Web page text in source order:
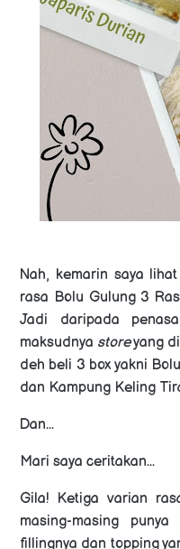
Nah, kemarin saya
rasa Bolu Gulung 3
Jadi daripada
maksudnya storeyang
deh beli 3 box yakni
dan Kampung Keling
Dan...
Mari saya ceritakan...
Gila! Ketiga varian
masing-masing
fillingnya dan topping